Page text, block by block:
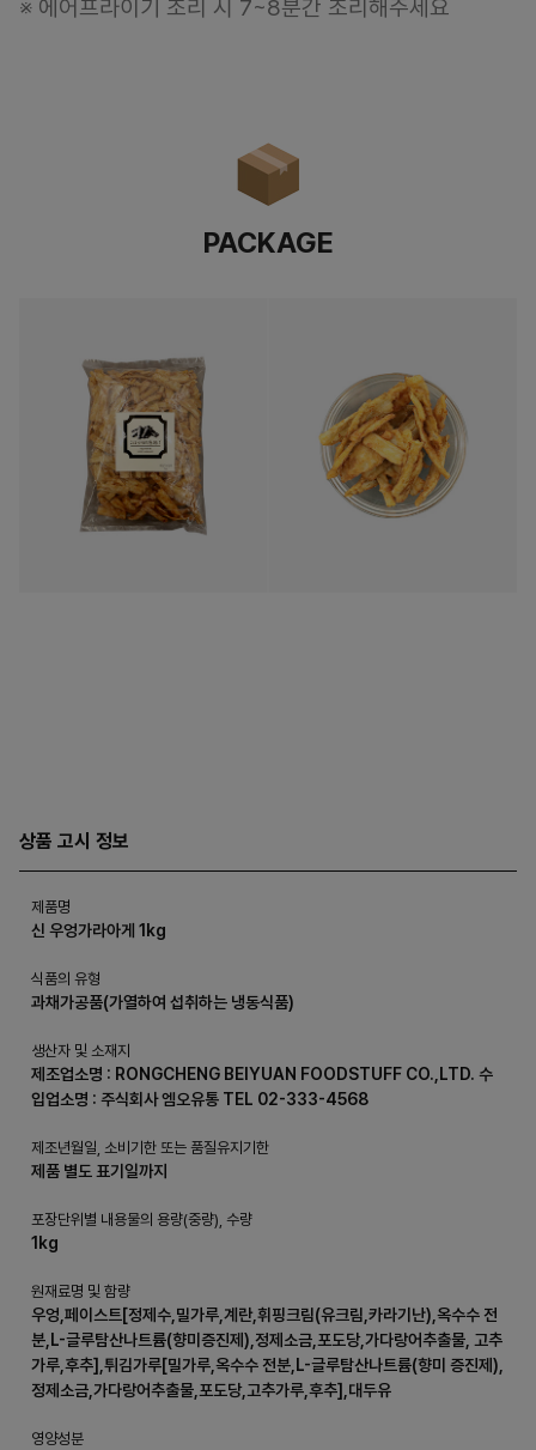
※ 에어프라이기 조리 시 7~8분간 조리해주세요
PACKAGE
상품 고시 정보
제품명
신 우엉가라아게 1kg
식품의 유형
과채가공품(가열하여 섭취하는 냉동식품)
생산자 및 소재지
제조업소명 : RONGCHENG BEIYUAN FOODSTUFF CO.,LTD. 수
입업소명 : 주식회사 엠오유통 TEL 02-333-4568
제조년월일, 소비기한 또는 품질유지기한
제품 별도 표기일까지
포장단위별 내용물의 용량(중량), 수량
1kg
원재료명 및 함량
우엉,페이스트[정제수,밀가루,계란,휘핑크림(유크림,카라기난),옥수수 전
분,L-글루탐산나트륨(향미증진제),정제소금,포도당,가다랑어추출물, 고추
가루,후추],튀김가루[밀가루,옥수수 전분,L-글루탐산나트륨(향미 증진제),
정제소금,가다랑어추출물,포도당,고추가루,후추],대두유
영양성분